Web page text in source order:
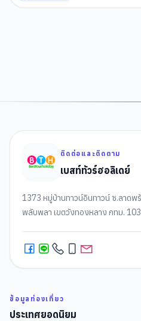
ติดต่อและติดตาม
เบสท์ทัวร์ฮอลิเดย์
1373 หมู่บ้านทาวน์อินทาวน์ ซ.ลาด
พลับพลา เขตวังทองหลาง กทม.
ข้อมูลท่องเที่ยว
ประเทศยอดนิยม